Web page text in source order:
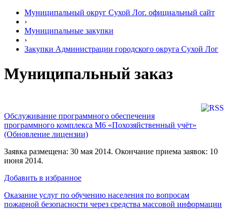
Муниципальный округ Сухой Лог. официальный сайт
›
Муниципальные закупки
›
Закупки Администрации городского округа Сухой Лог
Муниципальный заказ
Обслуживание программного обеспечения
программного комплекса М6 «Похозяйственный учёт»
(Обновление лицензии)
Заявка размещена: 30 мая 2014. Окончание приема заявок: 10
июня 2014.
Добавить в избранное
Оказание услуг по обучению населения по вопросам
пожарной безопасности через средства массовой информации